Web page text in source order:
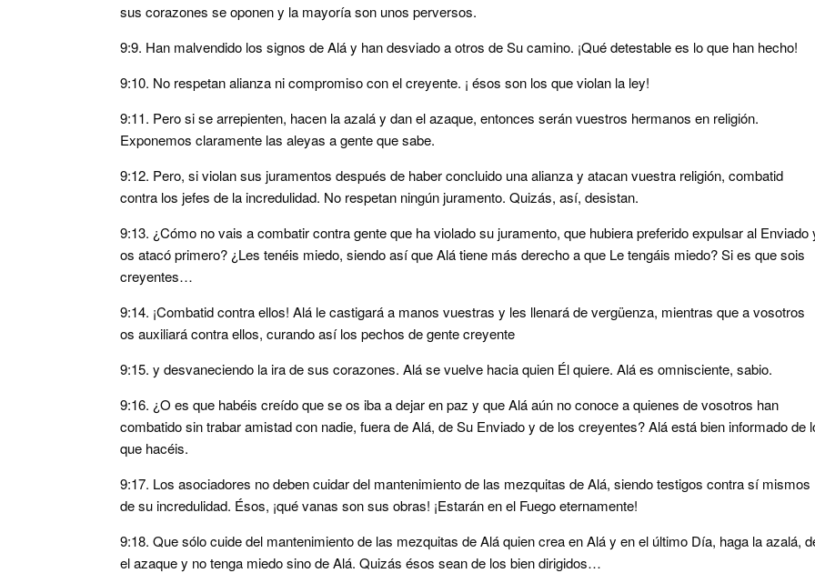
sus corazones se oponen y la mayoría son unos perversos.
9:9. Han malvendido los signos de Alá y han desviado a otros de Su camino. ¡Qué detestable es lo que han hecho!
9:10. No respetan alianza ni compromiso con el creyente. ¡ ésos son los que violan la ley!
9:11. Pero si se arrepienten, hacen la azalá y dan el azaque, entonces serán vuestros hermanos en religión.
Exponemos claramente las aleyas a gente que sabe.
9:12. Pero, si violan sus juramentos después de haber concluido una alianza y atacan vuestra religión, combatid
contra los jefes de la incredulidad. No respetan ningún juramento. Quizás, así, desistan.
9:13. ¿Cómo no vais a combatir contra gente que ha violado su juramento, que hubiera preferido expulsar al Enviado
os atacó primero? ¿Les tenéis miedo, siendo así que Alá tiene más derecho a que Le tengáis miedo? Si es que sois
creyentes…
9:14. ¡Combatid contra ellos! Alá le castigará a manos vuestras y les llenará de vergüenza, mientras que a vosotros
os auxiliará contra ellos, curando así los pechos de gente creyente
9:15. y desvaneciendo la ira de sus corazones. Alá se vuelve hacia quien Él quiere. Alá es omnisciente, sabio.
9:16. ¿O es que habéis creído que se os iba a dejar en paz y que Alá aún no conoce a quienes de vosotros han
combatido sin trabar amistad con nadie, fuera de Alá, de Su Enviado y de los creyentes? Alá está bien informado de
que hacéis.
9:17. Los asociadores no deben cuidar del mantenimiento de las mezquitas de Alá, siendo testigos contra sí mismos
de su incredulidad. Ésos, ¡qué vanas son sus obras! ¡Estarán en el Fuego eternamente!
9:18. Que sólo cuide del mantenimiento de las mezquitas de Alá quien crea en Alá y en el último Día, haga la azalá,
el azaque y no tenga miedo sino de Alá. Quizás ésos sean de los bien dirigidos…